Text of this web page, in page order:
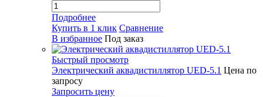
Подробнее
Купить в 1 клик Сравнение
В избранное Под заказ
Быстрый просмотр
Электрический аквадистиллятор UED-5.1 Цена по
запросу
Запросить цену